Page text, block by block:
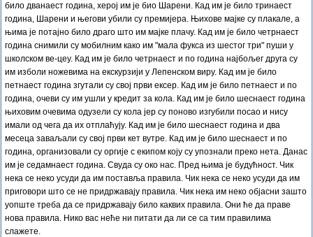
било дванаест година, херој им је био Шарени. Кад им је било тринаест
година, Шарени и његови убили су премијера. Њихове мајке су плакале, а
њима је потајно било драго што им мајке плачу. Кад им је било четрнаест
година снимили су мобилним како им "мала фукса из шестог три" пуши у
школском ве-цеу. Кад им је било четрнаест и по година најбољег друга су
им изболи ножевима на екскурзији у Лепенском виру. Кад им је било
петнаест година згутали су свој први ексер. Кад им је било петнаест и по
година, очеви су им ушли у кредит за кола. Кад им је било шеснаест година
њиховим очевима одузели су кола јер су поново изгубили посао и нису
имали од чега да их отплаћују. Кад им је било шеснаест година и два
месеца заваљали су свој први кет вутре. Кад им је било шеснаест и по
година, организовали су оргије с екипом коју су упознали преко нета. Данас
им је седамнаест година. Свуда су око нас. Пред њима је будућност. Чик
нека се неко усуди да им поставља правила. Чик нека се неко усуди да им
приговори што се не придржавају правила. Чик нека им неко објасни зашто
уопште треба да се придржавају било каквих правила. Они ће да праве
нова правила. Нико вас неће ни питати да ли се са тим правилима
слажете.